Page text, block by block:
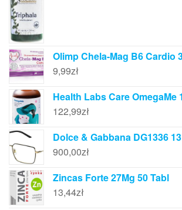
Olimp Chela-Mag B6 Cardio
9,99zł
Health Labs Care OmegaMe
122,99zł
Dolce & Gabbana DG1336
900,00zł
Zincas Forte 27Mg 50 Tabl
13,44zł